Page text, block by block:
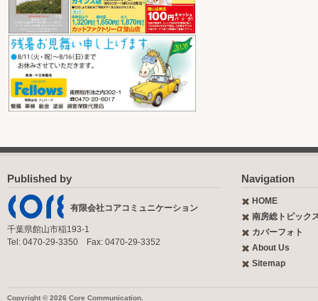
Published by
有限会社コアコミュニケーション
千葉県館山市稲193-1
Tel: 0470-29-3350 Fax: 0470-29-3352
Navigation
HOME
南房総トピック
カバーフォト
About Us
Sitemap
Copyright © 2026 Core Communication.